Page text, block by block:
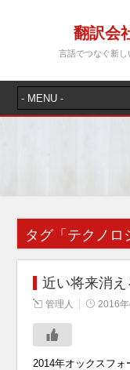
翻訳会
言語でつなぐ新
タグ「テクノロ
近い将来消え
管理人 2016
2014年オックスフ